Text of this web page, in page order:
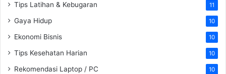
Tips Latihan & Kebugaran 11
Gaya Hidup 10
Ekonomi Bisnis 10
Tips Kesehatan Harian 10
Rekomendasi Laptop / PC 10